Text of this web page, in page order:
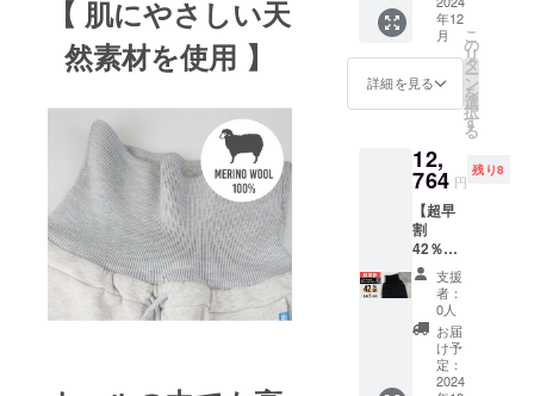
【 肌にやさしい天
然素材を使用 】
す。ご
了承く
ださ
ご注文
状況、
給状
況、製
造工程
上の都
合等に
より出
荷時期
が遅れ
る場合
があり
ます。
上した
場合、
正規品
販売価
格が販
る可能
性がご
ざいま
す。 ※
デザイ
ン・仕
様は一
部変更
になる
可能性
もござ
いま
す。ご
770円
込) [超
早割
40％OF
F]
770円
込) ※配
送時
期:2024
年12月
26日発
送予定
※皆様の
ご支援
により
量産効
率が向
上した
サイズ
2本セッ
ト【先
着10名
様】 腹
巻き付
ウェッ
トパン
ツ：ブ
ラック×
Lサイ
ズ、グ
レー
ベー
ジュ × L
サイズ
2本セッ
ト 先着
10名様
年12
月
詳細を見る
こ
の
リ
タ
ー
ン
を
選
択
す
る
12,
764 円
残り8
【超早
割
42％OF
F】ブ
ラック×
XLサイ
ズ、グ
レー
ベー
ジュ ×
支援
者：
0人
お届
け予
定：
2024